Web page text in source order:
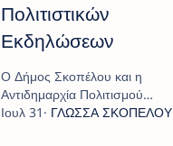
Πολιτιστικών
Εκδηλώσεων
Ο Δήμος Σκοπέλου και η
Αντιδημαρχία Πολιτισμού
παρουσιάζουν το πρόγραμμα «